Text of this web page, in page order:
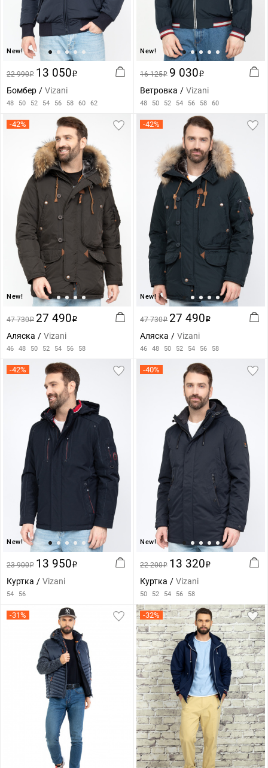
New!
22 990i 13 050i
Бомбер Vizani
48 50 52 54 56 58 60 62
New!
16 125i 9 030i
Ветровка Vizani
48 50 52 54 56 58 60
-42%
New!
47 730i 27 490i
Аляска Vizani
46 48 50 52 54 56 58
-42%
New!
47 730i 27 490i
Аляска Vizani
46 48 50 52 54 56 58
-42%
New!
23 900i 13 950i
Куртка Vizani
54 56
-40%
New!
22 200i 13 320i
Куртка Vizani
50 52 54 56 58
-31% -32%